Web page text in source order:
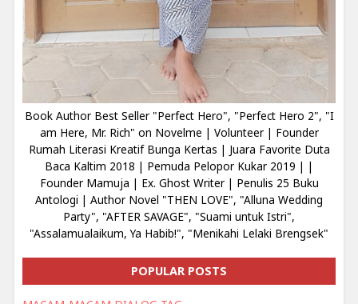
Book Author Best Seller "Perfect Hero", "Perfect Hero 2", "I
am Here, Mr. Rich" on Novelme | Volunteer | Founder
Rumah Literasi Kreatif Bunga Kertas | Juara Favorite Duta
Baca Kaltim 2018 | Pemuda Pelopor Kukar 2019 | |
Founder Mamuja | Ex. Ghost Writer | Penulis 25 Buku
Antologi | Author Novel "THEN LOVE", "Alluna Wedding
Party", "AFTER SAVAGE", "Suami untuk Istri",
"Assalamualaikum, Ya Habib!", "Menikahi Lelaki Brengsek"
POPULAR POSTS